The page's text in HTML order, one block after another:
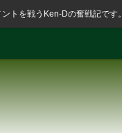
トを戦うKen-Dの奮戦記です